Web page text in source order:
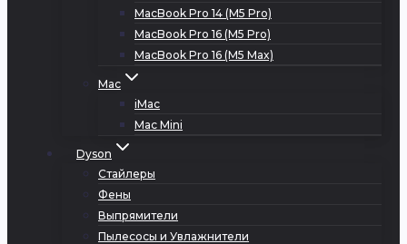
MacBook Pro 14 (M5 Pro)
MacBook Pro 16 (M5 Pro)
MacBook Pro 16 (M5 Max)
Mac
iMac
Mac Mini
Dyson
Стайлеры
Фены
Выпрямители
Пылесосы и Увлажнители